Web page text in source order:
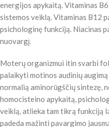
energijos apykaitą. Vitaminas
sistemos veiklą. Vitaminas B12
psichologinę funkciją. Niacinas
nuovargį.
Moterų organizmui itin svarbi
palaikyti motinos audinių
normalią aminorūgščių sintezę,
homocisteino apykaitą,
veiklą, atlieka tam tikrą funkciją
padeda mažinti pavargimo